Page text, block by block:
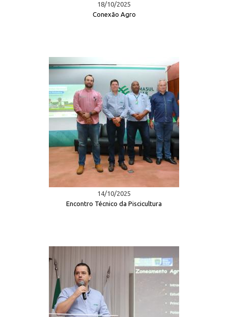
18/10/2025
Conexão Agro
14/10/2025
Encontro Técnico da Piscicultura